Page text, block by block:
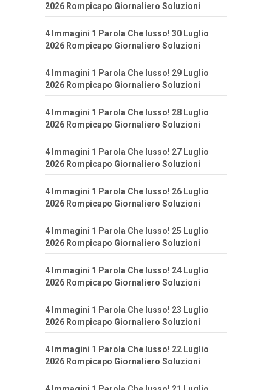
2026 Rompicapo Giornaliero Soluzioni
4 Immagini 1 Parola Che lusso! 30 Luglio
2026 Rompicapo Giornaliero Soluzioni
4 Immagini 1 Parola Che lusso! 29 Luglio
2026 Rompicapo Giornaliero Soluzioni
4 Immagini 1 Parola Che lusso! 28 Luglio
2026 Rompicapo Giornaliero Soluzioni
4 Immagini 1 Parola Che lusso! 27 Luglio
2026 Rompicapo Giornaliero Soluzioni
4 Immagini 1 Parola Che lusso! 26 Luglio
2026 Rompicapo Giornaliero Soluzioni
4 Immagini 1 Parola Che lusso! 25 Luglio
2026 Rompicapo Giornaliero Soluzioni
4 Immagini 1 Parola Che lusso! 24 Luglio
2026 Rompicapo Giornaliero Soluzioni
4 Immagini 1 Parola Che lusso! 23 Luglio
2026 Rompicapo Giornaliero Soluzioni
4 Immagini 1 Parola Che lusso! 22 Luglio
2026 Rompicapo Giornaliero Soluzioni